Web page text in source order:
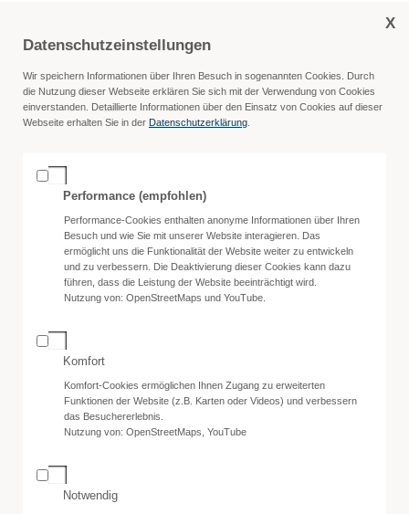
X
Datenschutzeinstellungen
Wir speichern Informationen über Ihren Besuch in sogenannten Cookies. Durch
die Nutzung dieser Webseite erklären Sie sich mit der Verwendung von Cookies
einverstanden. Detaillierte Informationen über den Einsatz von Cookies auf dieser
Webseite erhalten Sie in der Datenschutzerklärung.
Performance (empfohlen)
Performance-Cookies enthalten anonyme Informationen über Ihren
Besuch und wie Sie mit unserer Website interagieren. Das
ermöglicht uns die Funktionalität der Website weiter zu entwickeln
und zu verbessern. Die Deaktivierung dieser Cookies kann dazu
führen, dass die Leistung der Website beeinträchtigt wird.
Nutzung von: OpenStreetMaps und YouTube.
Komfort
Komfort-Cookies ermöglichen Ihnen Zugang zu erweiterten
Funktionen der Website (z.B. Karten oder Videos) und verbessern
das Besuchererlebnis.
Nutzung von: OpenStreetMaps, YouTube
Notwendig